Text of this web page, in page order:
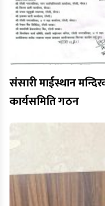
संसारी माईस्थान
कार्यसमिति गठन